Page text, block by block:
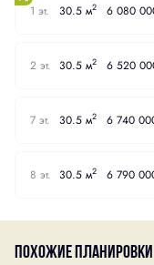
1 эт. 30.5 м2 6 080
2 эт. 30.5 м2 6 520
7 эт. 30.5 м2 6 740
8 эт. 30.5 м2 6 790
Похожие планировки